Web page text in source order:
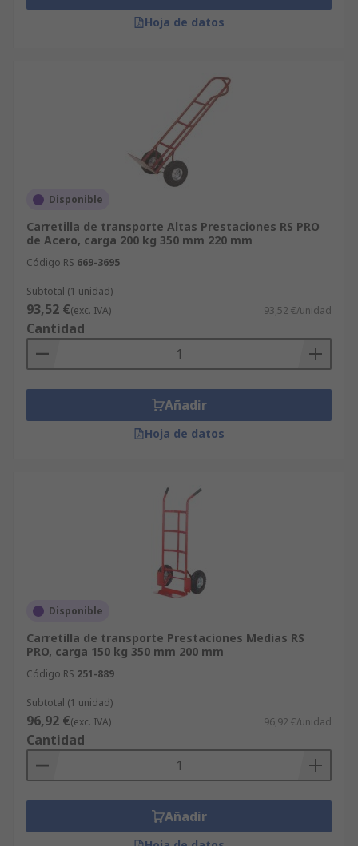
Hoja de datos
Disponible
Carretilla de transporte Altas Prestaciones RS PRO
de Acero, carga 200 kg 350 mm 220 mm
Código RS 669-3695
Subtotal (1 unidad)
93,52 €(exc. IVA) 93,52 €/unidad
Cantidad
Añadir
Hoja de datos
Disponible
Carretilla de transporte Prestaciones Medias RS
PRO, carga 150 kg 350 mm 200 mm
Código RS 251-889
Subtotal (1 unidad)
96,92 €(exc. IVA) 96,92 €/unidad
Cantidad
Añadir